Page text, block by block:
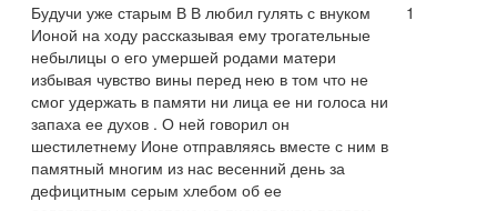
Будучи уже старым В В любил гулять с внуком
Ионой на ходу рассказывая ему трогательные
небылицы о его умершей родами матери
избывая чувство вины перед нею в том что не
смог удержать в памяти ни лица ее ни голоса ни
запаха ее духов . О ней говорил он
шестилетнему Ионе отправляясь вместе с ним в
памятный многим из нас весенний день за
дефицитным серым хлебом об ее
1